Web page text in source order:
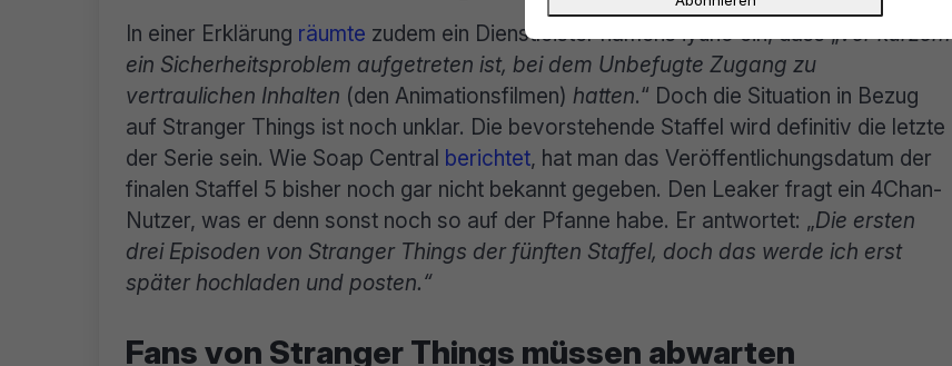
In einer Erklärung räumte zudem ein Dienstleister namens iyuno ein, dass „vor kurzem
ein Sicherheitsproblem aufgetreten ist, bei dem Unbefugte Zugang zu
vertraulichen Inhalten (den Animationsfilmen) hatten.“ Doch die Situation in Bezug
auf Stranger Things ist noch unklar. Die bevorstehende Staffel wird definitiv die letzte
der Serie sein. Wie Soap Central berichtet, hat man das Veröffentlichungsdatum der
finalen Staffel 5 bisher noch gar nicht bekannt gegeben. Den Leaker fragt ein 4Chan-
Nutzer, was er denn sonst noch so auf der Pfanne habe. Er antwortet: „Die ersten
drei Episoden von Stranger Things der fünften Staffel, doch das werde ich erst
später hochladen und posten.“
Fans von Stranger Things müssen abwarten